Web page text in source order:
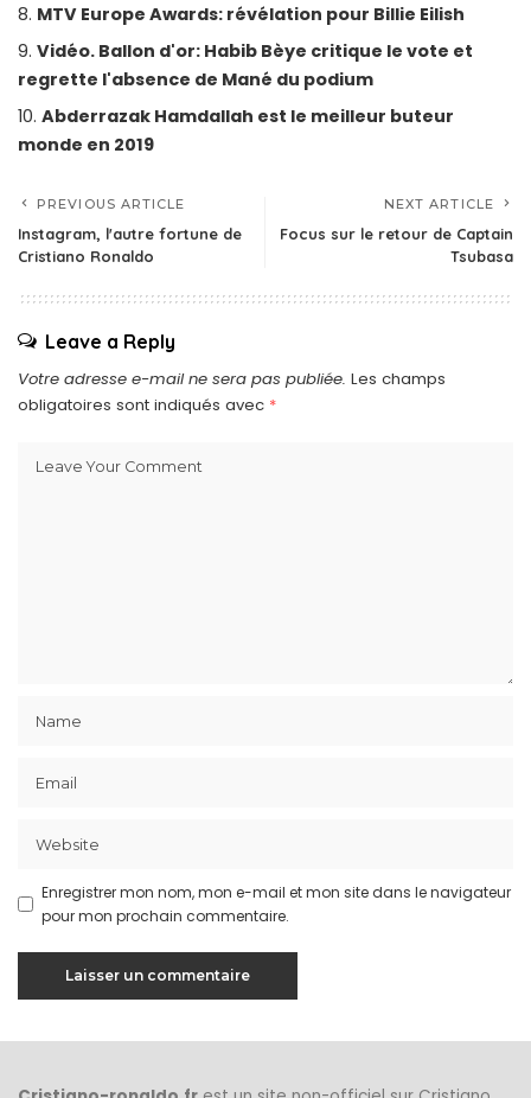
MTV Europe Awards: révélation pour Billie Eilish
Vidéo. Ballon d'or: Habib Bèye critique le vote et
regrette l'absence de Mané du podium
Abderrazak Hamdallah est le meilleur buteur
monde en 2019
PREVIOUS ARTICLE
Instagram, l'autre fortune de
Cristiano Ronaldo
NEXT ARTICLE
Focus sur le retour de Captain
Tsubasa
Leave a Reply
Votre adresse e-mail ne sera pas publiée. Les champs
obligatoires sont indiqués avec *
Enregistrer mon nom, mon e-mail et mon site dans le navigateur
pour mon prochain commentaire.